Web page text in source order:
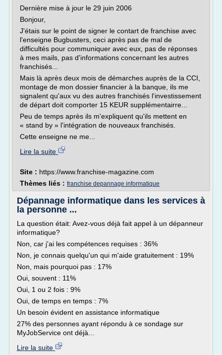
Dernière mise à jour le 29 juin 2006
Bonjour,
J'étais sur le point de signer le contart de franchise avec
l'enseigne Bugbusters, ceci après pas de mal de
difficultés pour communiquer avec eux, pas de réponses
à mes mails, pas d'informations concernant les autres
franchisés...
Mais là après deux mois de démarches auprès de la CCI,
montage de mon dossier financier à la banque, ils me
signalent qu'aux vu des autres franchisés l'investissement
de départ doit comporter 15 KEUR supplémentairre...
Peu de temps après ils m'expliquent qu'ils mettent en
« stand by » l'intégration de nouveaux franchisés.
Cette enseigne ne me...
Lire la suite
Site : https://www.franchise-magazine.com
Thèmes liés : franchise depannage informatique
Dépannage informatique dans les services à
la personne ...
La question était: Avez-vous déjà fait appel à un dépanneur
informatique?
Non, car j'ai les compétences requises : 36%
Non, je connais quelqu'un qui m'aide gratuitement : 19%
Non, mais pourquoi pas : 17%
Oui, souvent : 11%
Oui, 1 ou 2 fois : 9%
Oui, de temps en temps : 7%
Un besoin évident en assistance informatique
27% des personnes ayant répondu à ce sondage sur
MyJobService ont déjà...
Lire la suite